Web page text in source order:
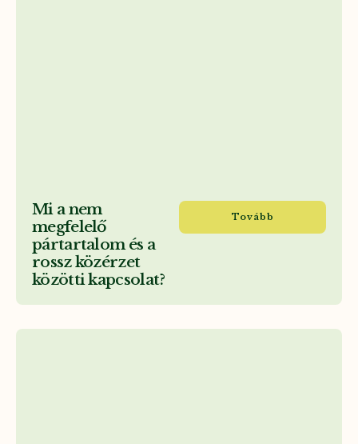
Mi a nem
megfelelő
pártartalom és a
rossz közérzet
közötti kapcsolat?
Tovább